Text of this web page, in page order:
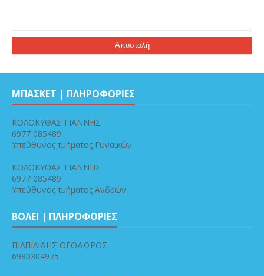
ΜΠΑΣΚΕΤ | ΠΛΗΡΟΦΟΡΙΕΣ
ΚΟΛΟΚΥΘΑΣ ΓΙΑΝΝΗΣ
6977 085489
Υπεύθυνος τμήματος Γυναικών
ΚΟΛΟΚΥΘΑΣ ΓΙΑΝΝΗΣ
6977 085489
Υπεύθυνος τμήματος Ανδρών
ΒΟΛΕΙ | ΠΛΗΡΟΦΟΡΙΕΣ
ΠΙΛΠΙΛΙΔΗΣ ΘΕΟΔΩΡΟΣ
6980304975